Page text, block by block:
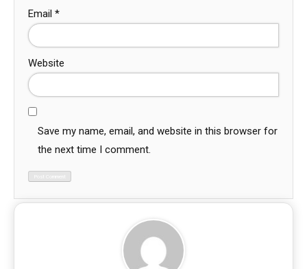
Email *
Website
Save my name, email, and website in this browser for
the next time I comment.